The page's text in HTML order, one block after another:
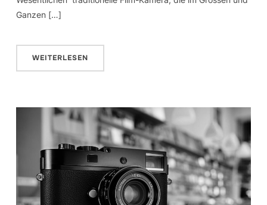
Ganzen […]
WEITERLESEN